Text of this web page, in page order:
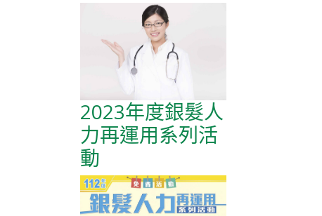
2023年度銀髮人
力再運用系列活
動